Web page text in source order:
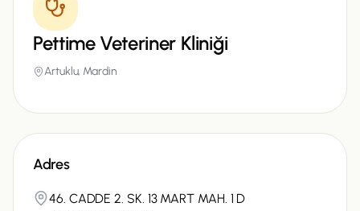
Pettime Veteriner Kliniği
Artuklu, Mardin
Adres
46. CADDE 2. SK. 13 MART MAH. 1 D